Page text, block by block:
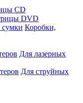
CD
DVD
Коробки,
Для лазерных
Для струйных